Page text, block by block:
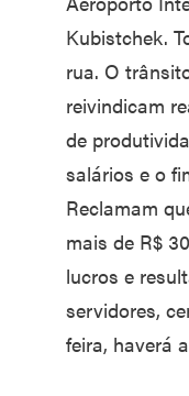
Kubistchek.
rua. O
reivindicam
de
salários e o
Reclamam
mais de R$
lucros e
servidores,
feira, haverá